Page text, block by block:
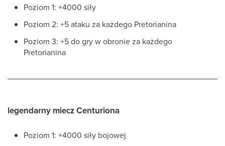
Poziom 1: +4000 siły
Poziom 2: +5 ataku za każdego Pretorianina
Poziom 3: +5 do gry w obronie za każdego
Pretorianina
legendarny miecz Centuriona
Poziom 1: +4000 siły bojowej